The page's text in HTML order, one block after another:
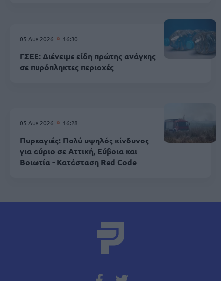
05 Αυγ 2026 16:30
ΓΣΕΕ: Διένειμε είδη πρώτης ανάγκης
σε πυρόπληκτες περιοχές
05 Αυγ 2026 16:28
Πυρκαγιές: Πολύ υψηλός κίνδυνος
για αύριο σε Αττική, Εύβοια και
Βοιωτία - Κατάσταση Red Code